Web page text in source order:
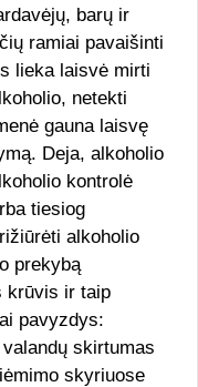
barų ir
ramiai pavaišinti
lieka laisvė mirti
netekti
gauna laisvę
Deja, alkoholio
kontrolė
tiesiog
alkoholio
prekybą
krūvis ir taip
pavyzdys:
skirtumas
skyriuose